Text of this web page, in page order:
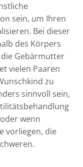
sein, um Ihren
Bei dieser
des Körpers
Gebärmutter
vielen Paaren
zu
sinnvoll sein,
wenn
vorliegen, die